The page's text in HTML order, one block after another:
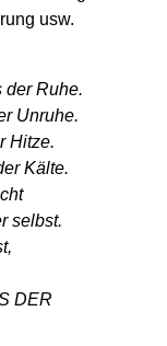
usw.
der Ruhe.
Unruhe.
Hitze.
Kälte.
selbst.
DER